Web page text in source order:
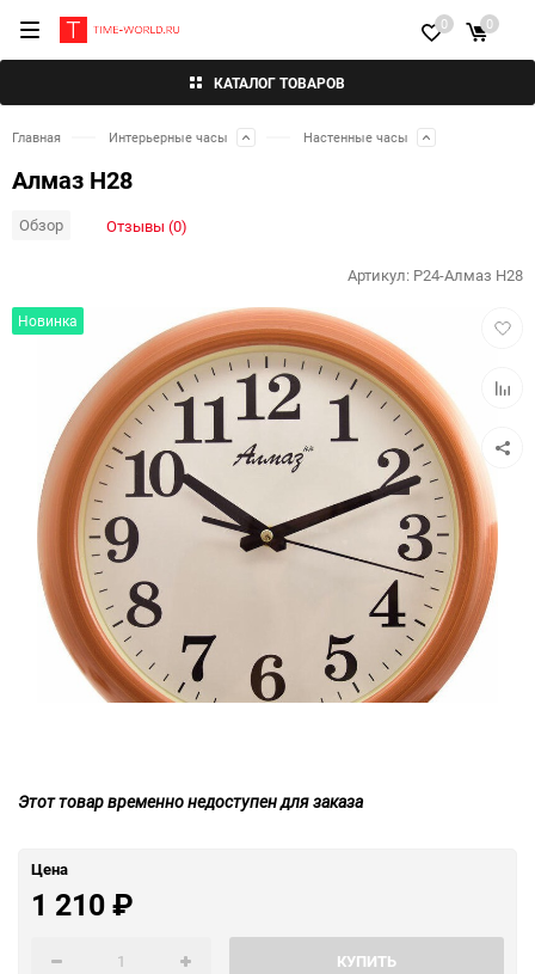
КАТАЛОГ ТОВАРОВ
0 0
Главная Интерьерные часы Настенные часы
Алмаз Н28
Обзор Отзывы (0)
Новинка
Артикул: P24-Алмаз Н28
Этот товар временно недоступен для заказа
Цена
1 210₽
КУПИТЬ